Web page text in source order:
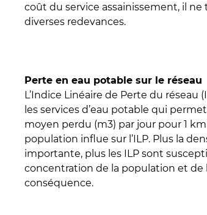
coût du service assainissement, il
diverses redevances.
Perte en eau potable sur le réseau
L’Indice Linéaire de Perte du réseau
les services d’eau potable qui
moyen perdu (m3) par jour pour 1
population influe sur l’ILP. Plus la
importante, plus les ILP sont
concentration de la population et de
conséquence.